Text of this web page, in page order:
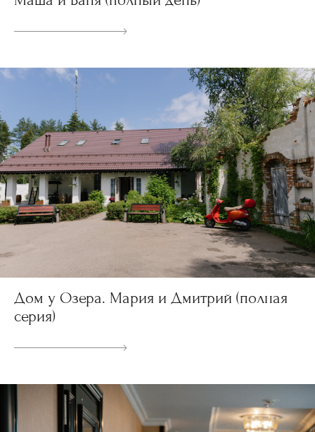
Дом у Озера. Мария и Дмитрий (полная
серия)